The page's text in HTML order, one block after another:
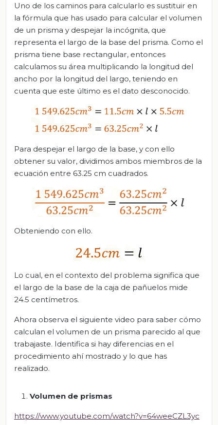
Uno de los caminos para calcularlo es sustituir en
la fórmula que has usado para calcular el volumen
de un prisma y despejar la incógnita, que
representa el largo de la base del prisma. Como el
prisma tiene base rectangular, entonces
calculamos su área multiplicando la longitud del
ancho por la longitud del largo, teniendo en
cuenta que este último es el dato desconocido.
Para despejar el largo de la base, y con ello
obtener su valor, dividimos ambos miembros de la
ecuación entre 63.25 cm cuadrados.
Obteniendo con ello.
Lo cual, en el contexto del problema significa que
el largo de la base de la caja de pañuelos mide
24.5 centímetros.
Ahora observa el siguiente video para saber cómo
calculan el volumen de un prisma parecido al que
trabajaste. Identifica si hay diferencias en el
procedimiento ahí mostrado y lo que has
realizado.
Volumen de prismas
https://www.youtube.com/watch?v=64weeCZL3yc